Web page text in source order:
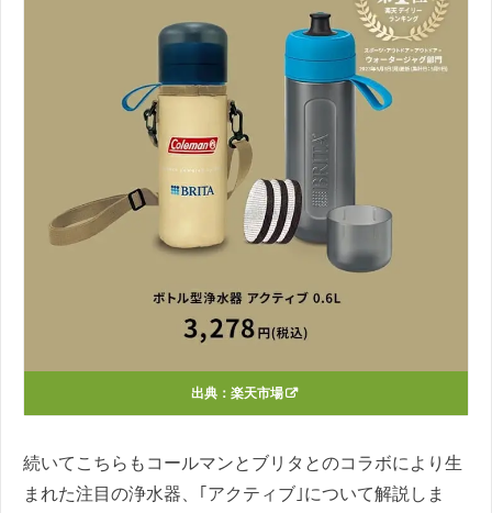
出典： 楽天市場
続いてこちらもコールマンとブリタとのコラボにより生
まれた注目の浄水器、｢アクティブ｣について解説しま